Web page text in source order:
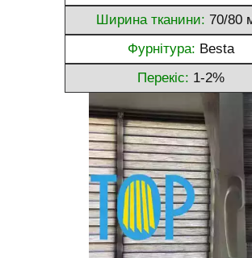
Ширина тканини: 70/80
Фурнітура: Besta
Перекіс: 1-2%